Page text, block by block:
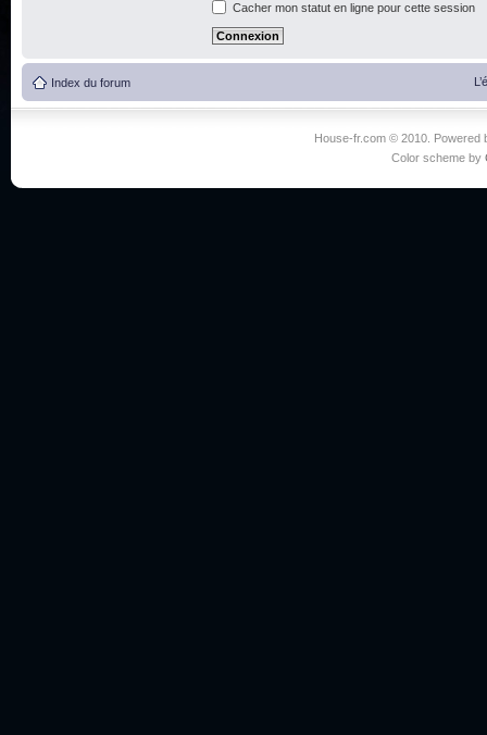
Cacher mon statut en ligne pour cette session
Index du forum
House-fr.com © 2010. Powered
Color scheme by